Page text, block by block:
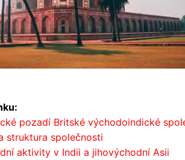
pozadí Britské východoindické
struktura společnosti
aktivity v Indii a jihovýchodní Asii